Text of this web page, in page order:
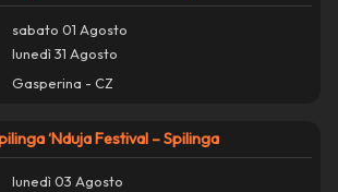
collegamento
con questo evento
sabato 01 Agosto
lunedì 31 Agosto
Gasperina - CZ
‘Nduja Festival – Spilinga
lunedì 03 Agosto